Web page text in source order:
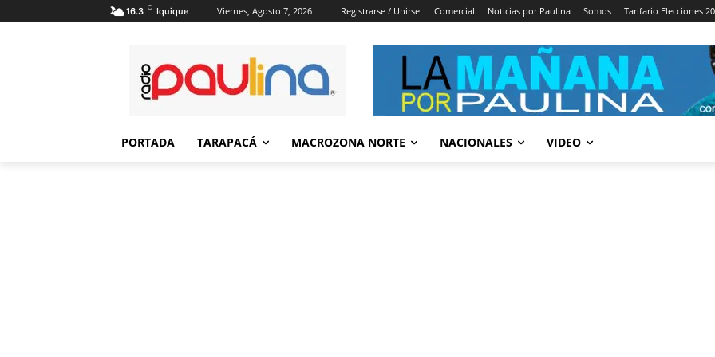
16.3 C Iquique Viernes, Agosto 7, 2026 Registrarse / Unirse Comercial Noticias por Paulina Somos Tarifario Elecciones
PORTADA TARAPACÁ MACROZONA NORTE NACIONALES VIDEO